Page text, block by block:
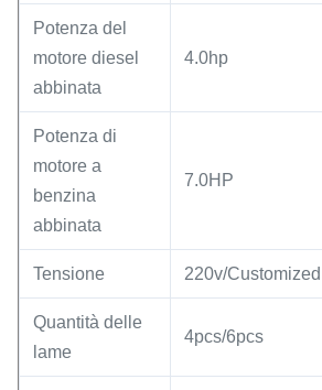
Potenza del
motore diesel
abbinata
4.0hp
Potenza di
motore a
benzina
abbinata
7.0HP
Tensione 220v/Customized
Quantità delle
lame
4pcs/6pcs